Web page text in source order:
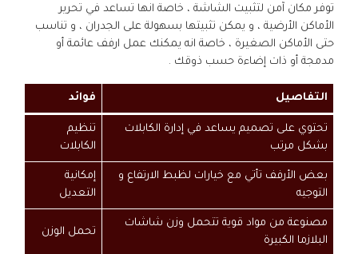
توفر مكان آمن لتثبيت الشاشة ، خاصة انها تساعد في تحرير
الأماكن الأرضية ، و يمكن تثبيتها بسهولة على الجدران ، و تناسب
حتى الأماكن الصغيرة ، خاصة انه يمكنك عمل ارفف عائمة أو
مدمجة أو ذات إضاءة حسب ذوقك .
التفاصيل فوائد
تحتوي على تصميم يساعد في إدارة الكابلات
بشكل مرتب
تنظيم
الكابلات
بعض الأرفف تأتي مع خيارات لظبط الارتفاع و
التوجيه
إمكانية
التعديل
مصنوعة من مواد قوية تتحمل وزن شاشات
البلازما الكبيرة
تحمل الوزن